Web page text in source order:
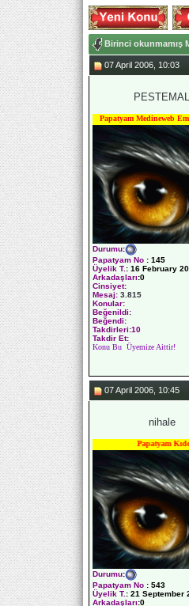
Birinci okunmamış
07 April 2006, 10:03
PESTEMAL
Papatyam Medineweb
Durumu:
Papatyam No : 145
Üyelik T.: 16 February
Arkadaşları:0
Cinsiyet:
Mesaj: 3.815
Konular:
Beğenildi:
Beğendi:
Takdirleri:10
Takdir Et:
Konu Bu Üyemize Aittir!
07 April 2006, 10:45
nihale
Papatyam Kıdemli Üyesi
Durumu:
Papatyam No : 543
Üyelik T.: 21 September
Arkadaşları:0